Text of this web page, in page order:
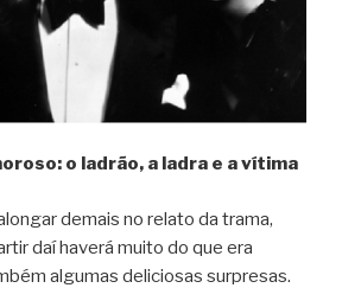
o ladrão, a ladra e a vítima
demais no relato da trama,
daí haverá muito do que era
algumas deliciosas surpresas.